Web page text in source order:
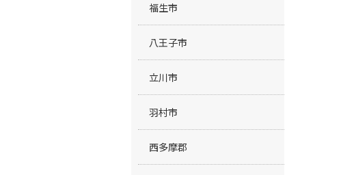
福生市
八王子市
立川市
羽村市
西多摩郡